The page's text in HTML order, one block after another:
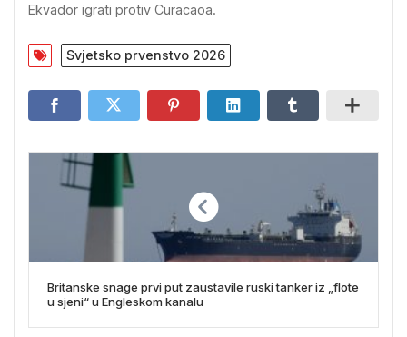
Ekvador igrati protiv Curacaoa.
Svjetsko prvenstvo 2026
Britanske snage prvi put zaustavile ruski tanker iz „flote
u sjeni“ u Engleskom kanalu